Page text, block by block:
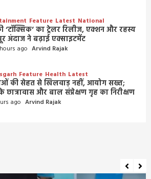
Feature Latest National
‘टॉक्सिक’ का ट्रेलर रिलीज, एक्शन और रहस्य
अंदाज ने बढ़ाई एक्साइटमेंट
ago Arvind Rajak
Feature Health Latest
की सेहत से खिलवाड़ नहीं, आयोग सख्त;
छात्रावास और बाल संप्रेक्षण गृह का निरीक्षण
ago Arvind Rajak